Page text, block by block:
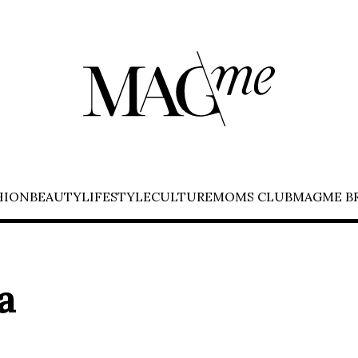
BEAUTYLIFESTYLECULTUREMOMS CLUBMAGME